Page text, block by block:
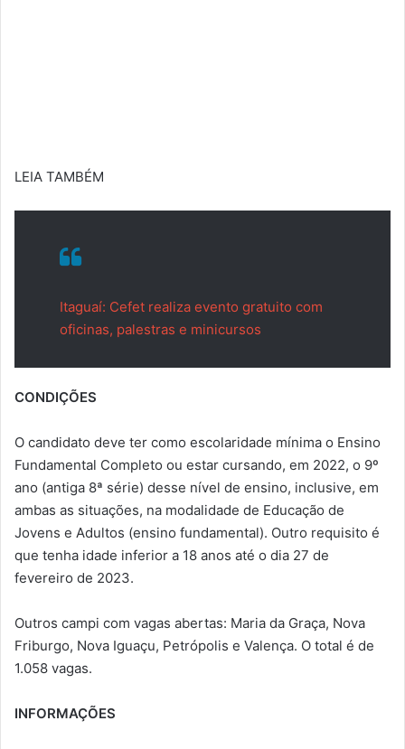
LEIA TAMBÉM
Itaguaí: Cefet realiza evento gratuito com
oficinas, palestras e minicursos
CONDIÇÕES
O candidato deve ter como escolaridade mínima o Ensino
Fundamental Completo ou estar cursando, em 2022, o 9º
ano (antiga 8ª série) desse nível de ensino, inclusive, em
ambas as situações, na modalidade de Educação de
Jovens e Adultos (ensino fundamental). Outro requisito é
que tenha idade inferior a 18 anos até o dia 27 de
fevereiro de 2023.
Outros campi com vagas abertas: Maria da Graça, Nova
Friburgo, Nova Iguaçu, Petrópolis e Valença. O total é de
1.058 vagas.
INFORMAÇÕES